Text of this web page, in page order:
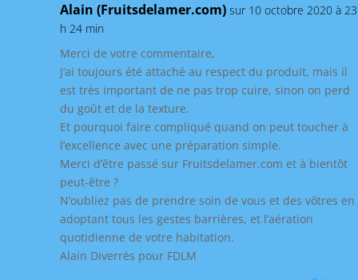
Alain (Fruitsdelamer.com) sur 10 octobre 2020 à 23
h 24 min
Merci de votre commentaire,
J’ai toujours été attaché au respect du produit, mais il
est très important de ne pas trop cuire, sinon on perd
du goût et de la texture.
Et pourquoi faire compliqué quand on peut toucher à
l’excellence avec une préparation simple.
Merci d’être passé sur Fruitsdelamer.com et à bientôt
peut-être ?
N’oubliez pas de prendre soin de vous et des vôtres en
adoptant tous les gestes barrières, et l’aération
quotidienne de votre habitation.
Alain Diverrès pour FDLM